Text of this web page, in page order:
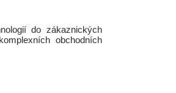
do zákaznických
obchodních